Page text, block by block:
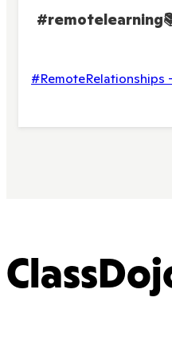
#remotelearning
#RemoteRelationships